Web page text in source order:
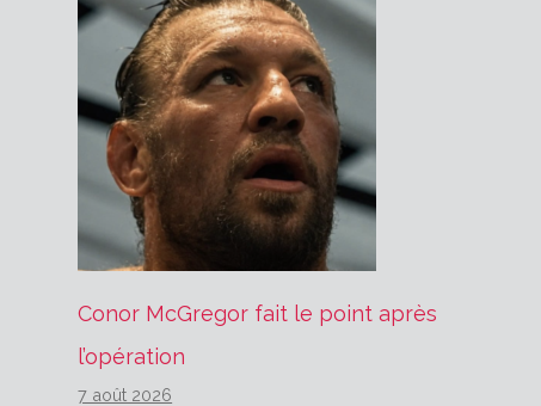
Conor McGregor fait le point après
l’opération
7 août 2026